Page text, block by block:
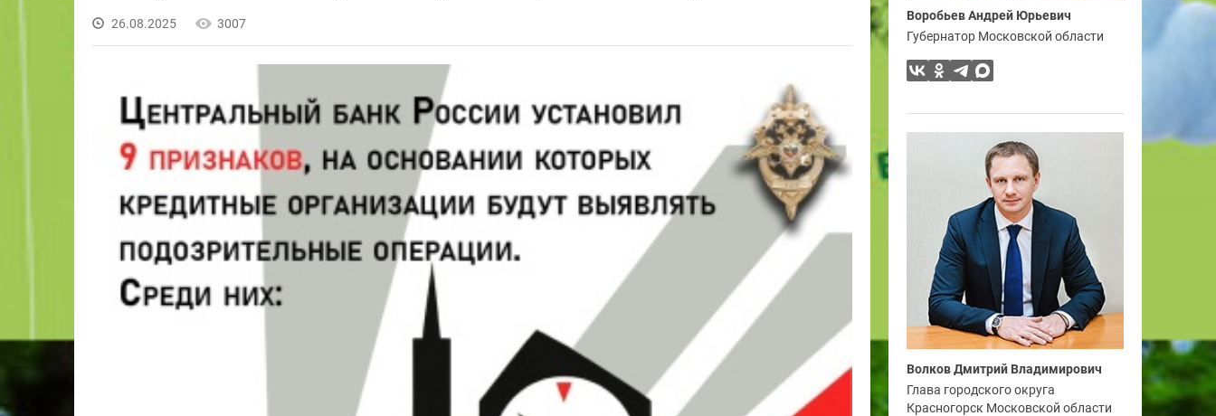
26.08.2025 3007
Воробьев Андрей Юрьевич
Губернатор Московской области
Волков Дмитрий Владимирович
Глава городского округа
Красногорск Московской области